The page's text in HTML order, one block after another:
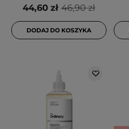
46,90 zł
44,60 zł
DODAJ DO KOSZYKA